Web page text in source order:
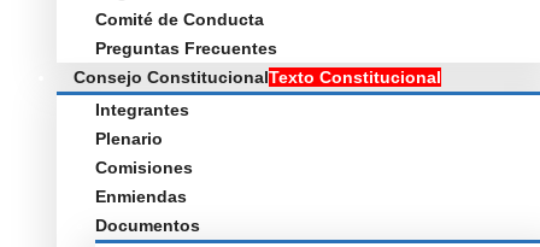
Comité de Conducta
Preguntas Frecuentes
Consejo ConstitucionalTexto Constitucional
Integrantes
Plenario
Comisiones
Enmiendas
Documentos